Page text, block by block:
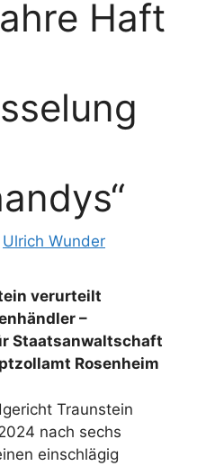
Haft
Ulrich Wunder
verurteilt
–
Staatsanwaltschaft
Rosenheim
Traunstein
nach sechs
einschlägig